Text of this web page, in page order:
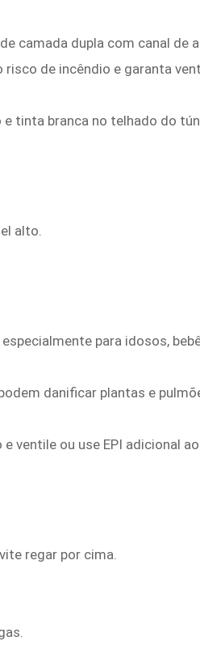
camada dupla com canal de
de incêndio e garanta
tinta branca no telhado do
alto.
para idosos,
danificar plantas e
ventile ou use EPI adicional
regar por cima.